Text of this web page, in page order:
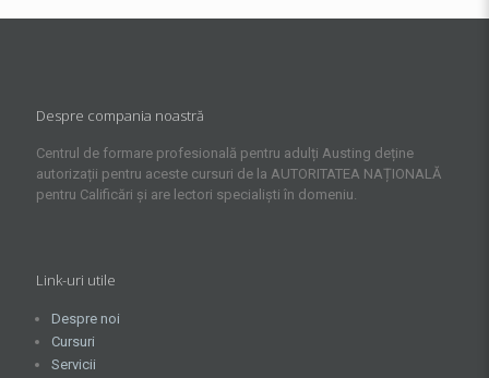
Despre compania noastră
Centrul de formare profesională pentru adulți Austing deține
autorizații pentru aceste cursuri de la AUTORITATEA NAȚIONALĂ
pentru Calificări și are lectori specialiști în domeniu.
Link-uri utile
Despre noi
Cursuri
Servicii